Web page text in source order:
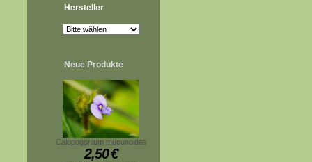
Hersteller
Neue Produkte
Calopogonium mucunoides
2,50€